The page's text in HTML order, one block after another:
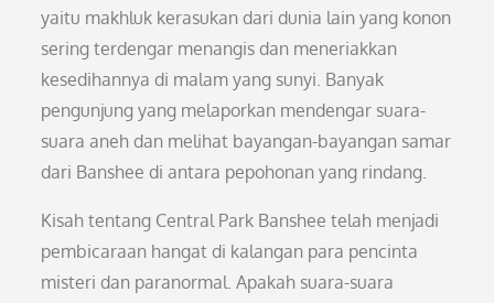
yaitu makhluk kerasukan dari dunia lain yang konon
sering terdengar menangis dan meneriakkan
kesedihannya di malam yang sunyi. Banyak
pengunjung yang melaporkan mendengar suara-
suara aneh dan melihat bayangan-bayangan samar
dari Banshee di antara pepohonan yang rindang.
Kisah tentang Central Park Banshee telah menjadi
pembicaraan hangat di kalangan para pencinta
misteri dan paranormal. Apakah suara-suara